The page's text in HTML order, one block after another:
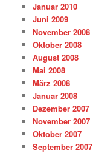
Januar 2010
Juni 2009
November 2008
Oktober 2008
August 2008
Mai 2008
März 2008
Januar 2008
Dezember 2007
November 2007
Oktober 2007
September 2007